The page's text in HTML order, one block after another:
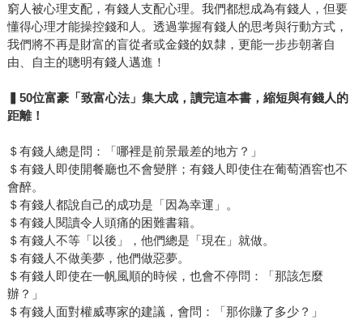
窮人被心理支配，有錢人支配心理。我們都想成為有錢人，但要
懂得心理才能操控錢和人。透過掌握有錢人的思考與行動方式，
我們將不再是財富的盲從者或金錢的奴隸，更能一步步朝著自
由、自主的聰明有錢人邁進！
▍50位富豪「致富心法」集大成，讀完這本書，縮短與有錢人的
距離！
＄有錢人總是問：「哪裡是前景最差的地方？」
＄有錢人即使開餐廳也不會變胖；有錢人即使住在葡萄酒窖也不
會醉。
＄有錢人都說自己的成功是「因為幸運」。
＄有錢人閱讀令人頭痛的困難書籍。
＄有錢人不等「以後」，他們總是「現在」就做。
＄有錢人不做美夢，他們做惡夢。
＄有錢人即使在一帆風順的時候，也會不停問：「那該怎麼
辦？」
＄有錢人面對權威專家的建議，會問：「那你賺了多少？」